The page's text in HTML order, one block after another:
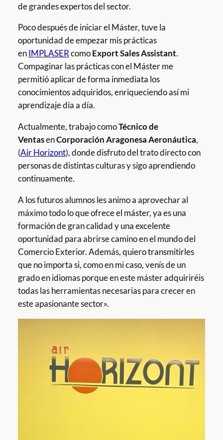
de grandes expertos del sector.
Poco después de iniciar el Máster, tuve la
oportunidad de empezar mis prácticas
enIMPLASERcomoExport Sales Assistant.
Compaginar las prácticas con el Máster me
permitió aplicar de forma inmediata los
conocimientos adquiridos, enriqueciendo así mi
aprendizaje día a día.
Actualmente, trabajo comoTécnico de
VentasenCorporación Aragonesa Aeronáutica,
(Air Horizont), donde disfruto del trato directo con
personas de distintas culturas y sigo aprendiendo
continuamente.
A los futuros alumnos les animo a aprovechar al
máximo todo lo que ofrece el máster, ya es una
formación de gran calidad y una excelente
oportunidad para abrirse camino en el mundo del
Comercio Exterior. Además, quiero transmitirles
que no importa si, como en mi caso, venís de un
grado en idiomas porque en este máster adquiriréis
todas las herramientas necesarias para crecer en
este apasionante sector».